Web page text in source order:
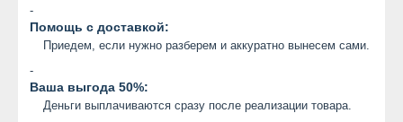
-
Помощь с доставкой:
Приедем, если нужно разберем и аккуратно вынесем сами.
-
Ваша выгода 50%:
Деньги выплачиваются сразу после реализации товара.